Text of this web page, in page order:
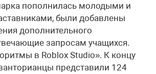
пополнилась молодыми и
были добавлены
дополнительного
запросам учащихся.
в Roblox Studio». К концу
представили 124